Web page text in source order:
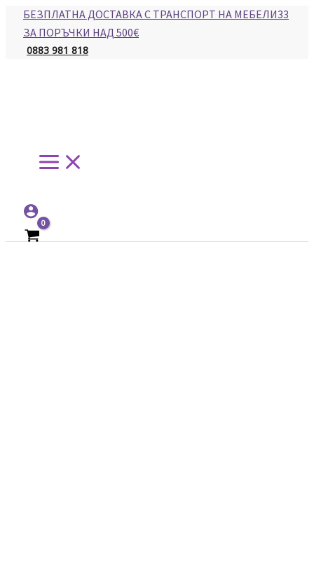
content
БЕЗПЛАТНА ДОСТАВКА С ТРАНСПОРТ НА МЕБЕЛИ33
ЗА ПОРЪЧКИ НАД 500€
0883 981 818
Main
Menu